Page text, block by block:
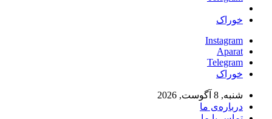
خوراک
Instagram
Aparat
Telegram
خوراک
شنبه, 8 آگوست, 2026
درباره‌ی ما